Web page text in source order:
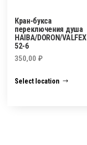
Кран-букса
переключения душа
HAIBA/DORON/VALFEX
52-6
350,00 ₽
Select location